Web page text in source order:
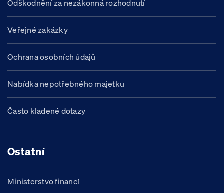
Odškodnění za nezákonná rozhodnutí
Veřejné zakázky
Ochrana osobních údajů
Nabídka nepotřebného majetku
Často kladené dotazy
Ostatní
Ministerstvo financí